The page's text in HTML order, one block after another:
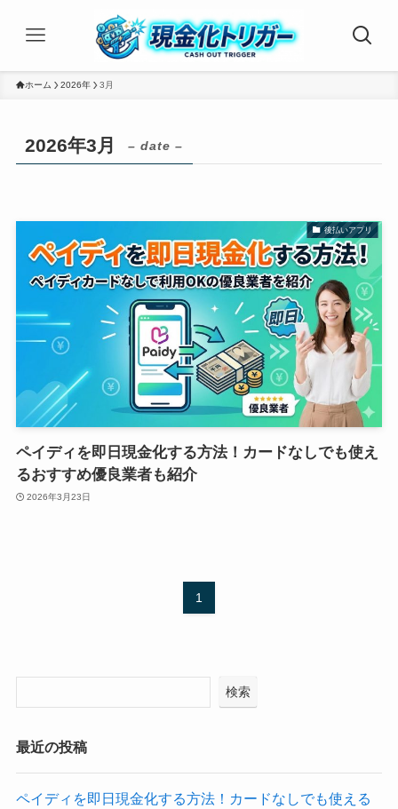
ホーム 2026年 3月
2026年3月 – date –
後払いアプリ
ペイディを即日現金化する方法！カードなしでも使え
るおすすめ優良業者も紹介
2026年3月23日
1
検索
最近の投稿
ペイディを即日現金化する方法！カードなしでも使える